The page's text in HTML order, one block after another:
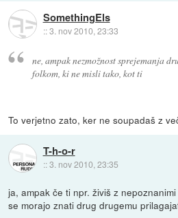
SomethingEls
::3. nov 2010, 23:33
ne, ampak nezmožnost sprejemanja
folkom, ki ne misli tako, kot ti
To verjetno zato, ker ne soupadaš z
T-h-o-r
::3. nov 2010, 23:35
ja, ampak če ti npr. živiš z
se morajo znati drug drugemu